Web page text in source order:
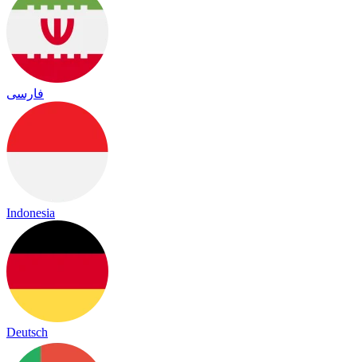
فارسی
Indonesia
Deutsch